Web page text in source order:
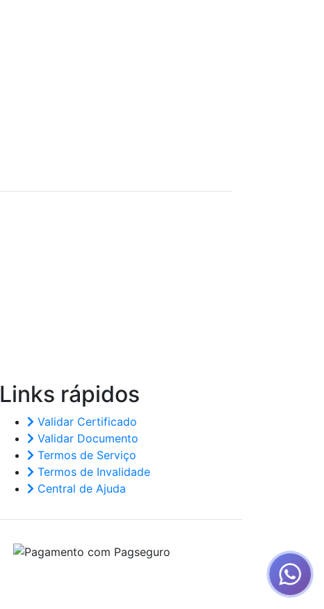
Links rápidos
Validar Certificado
Validar Documento
Termos de Serviço
Termos de Invalidade
Central de Ajuda